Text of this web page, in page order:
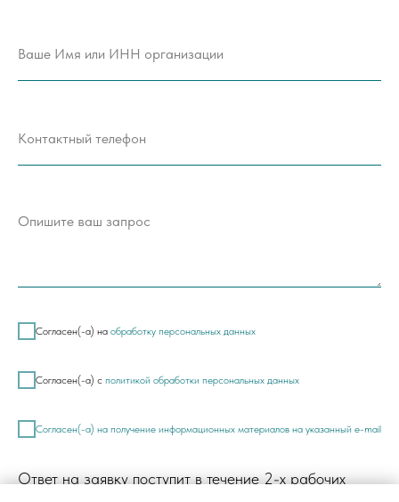
Согласен(-а) на обработку персональных данных
Согласен(-а) с политикой обработки персональных данных
Согласен(-а) на получение информационных материалов на указанный e-mail
Ответ на заявку поступит в течение 2-х рабочих